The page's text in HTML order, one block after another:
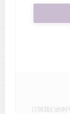
订阅我们的时